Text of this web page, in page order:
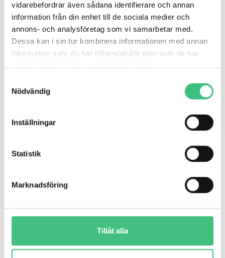
vidarebefordrar även sådana identifierare och annan
information från din enhet till de sociala medier och
annons- och analysföretag som vi samarbetar med.
Dessa kan i sin tur kombinera informationen med annan
information som du har tillhandahållit eller som de har
We work with
who may receive and
Nödvändig
Inställningar
Statistik
Marknadsföring
Tillåt alla
Vuxen: Skriv ut blanketten
(vuxen)och skicka till mottagningen du har haft
kontakt med. Adresserhittar du här.
med. Adresser
Vi utgår alltid från dina utmaningar och var
hjälper dig framåt.